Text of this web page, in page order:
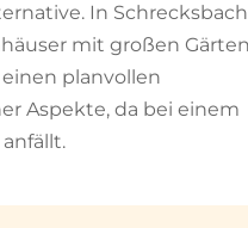
In
mit großen Gärten
planvollen
Aspekte, da bei einem